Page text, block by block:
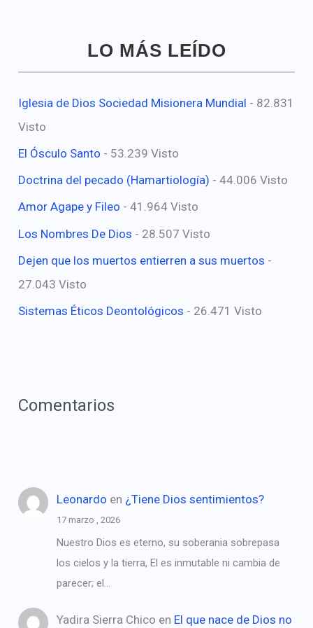
LO MÁS LEÍDO
Iglesia de Dios Sociedad Misionera Mundial - 82.831
Visto
El Ósculo Santo - 53.239 Visto
Doctrina del pecado (Hamartiología) - 44.006 Visto
Amor Agape y Fileo - 41.964 Visto
Los Nombres De Dios - 28.507 Visto
Dejen que los muertos entierren a sus muertos -
27.043 Visto
Sistemas Éticos Deontológicos - 26.471 Visto
Comentarios
Leonardo en ¿Tiene Dios sentimientos?
17 marzo , 2026
Nuestro Dios es eterno, su soberania sobrepasa
los cielos y la tierra, El es inmutable ni cambia de
parecer; el…
Yadira Sierra Chico en El que nace de Dios no